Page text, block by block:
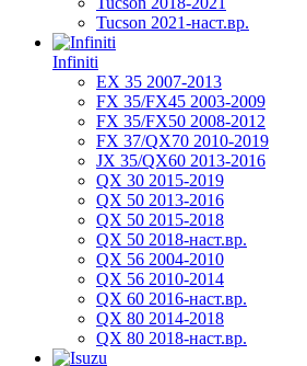
Tucson 2021-наст.вр.
Infiniti
EX 35 2007-2013
FX 35/FX45 2003-2009
FX 35/FX50 2008-2012
FX 37/QX70 2010-2019
JX 35/QX60 2013-2016
QX 30 2015-2019
QX 50 2013-2016
QX 50 2015-2018
QX 50 2018-наст.вр.
QX 56 2004-2010
QX 56 2010-2014
QX 60 2016-наст.вр.
QX 80 2014-2018
QX 80 2018-наст.вр.